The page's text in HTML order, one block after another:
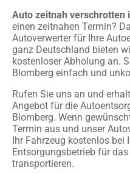
Auto zeitnah verschrotten
einen zeitnahen Termin?
Autoverwerter für Ihre
ganz Deutschland bieten
kostenloser Abholung an.
Blomberg einfach und
Rufen Sie uns an und
Angebot für die
Blomberg. Wenn
Termin aus und unser
Ihr Fahrzeug kostenlos bei
Entsorgungsbetrieb für
transportieren.